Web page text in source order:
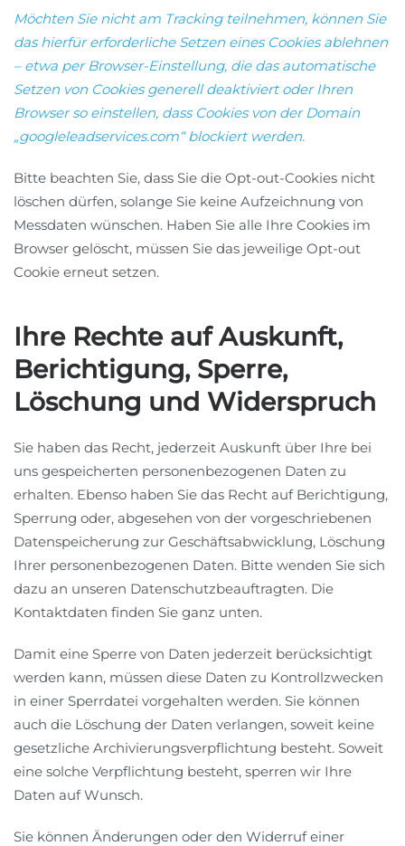
Möchten Sie nicht am Tracking teilnehmen, können Sie
das hierfür erforderliche Setzen eines Cookies ablehnen
– etwa per Browser-Einstellung, die das automatische
Setzen von Cookies generell deaktiviert oder Ihren
Browser so einstellen, dass Cookies von der Domain
„googleleadservices.com“ blockiert werden.
Bitte beachten Sie, dass Sie die Opt-out-Cookies nicht
löschen dürfen, solange Sie keine Aufzeichnung von
Messdaten wünschen. Haben Sie alle Ihre Cookies im
Browser gelöscht, müssen Sie das jeweilige Opt-out
Cookie erneut setzen.
Ihre Rechte auf Auskunft,
Berichtigung, Sperre,
Löschung und Widerspruch
Sie haben das Recht, jederzeit Auskunft über Ihre bei
uns gespeicherten personenbezogenen Daten zu
erhalten. Ebenso haben Sie das Recht auf Berichtigung,
Sperrung oder, abgesehen von der vorgeschriebenen
Datenspeicherung zur Geschäftsabwicklung, Löschung
Ihrer personenbezogenen Daten. Bitte wenden Sie sich
dazu an unseren Datenschutzbeauftragten. Die
Kontaktdaten finden Sie ganz unten.
Damit eine Sperre von Daten jederzeit berücksichtigt
werden kann, müssen diese Daten zu Kontrollzwecken
in einer Sperrdatei vorgehalten werden. Sie können
auch die Löschung der Daten verlangen, soweit keine
gesetzliche Archivierungsverpflichtung besteht. Soweit
eine solche Verpflichtung besteht, sperren wir Ihre
Daten auf Wunsch.
Sie können Änderungen oder den Widerruf einer